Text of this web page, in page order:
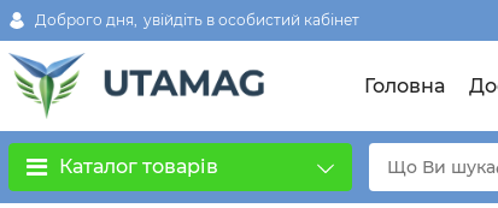
Доброго дня, увійдіть в особистий кабінет
Головна
Каталог товарів